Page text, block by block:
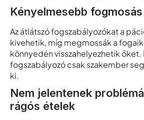
Kényelmesebb fogmosás
Az átlátszó fogszabályozókat a
kivehetik, míg megmossák a
könnyedén visszahelyezhetik
fogszabályozó csak szakember
ki.
Nem jelentenek
rágós ételek